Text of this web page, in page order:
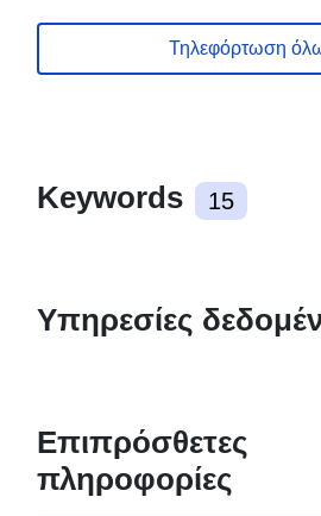
Τηλεφόρτωση
Keywords 15
Υπηρεσίες
Επιπρόσθετες
πληροφορίες